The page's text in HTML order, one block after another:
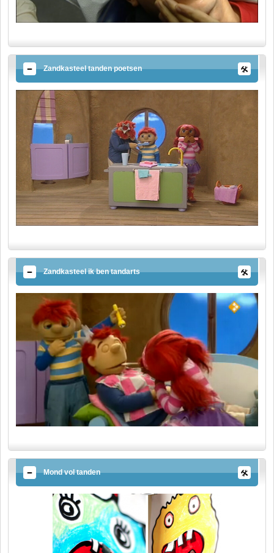
Zandkasteel tanden poetsen
Zandkasteel ik ben tandarts
Mond vol tanden